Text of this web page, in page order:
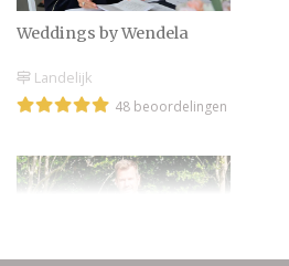
Weddings by Wendela
Landelijk
48 beoordelingen